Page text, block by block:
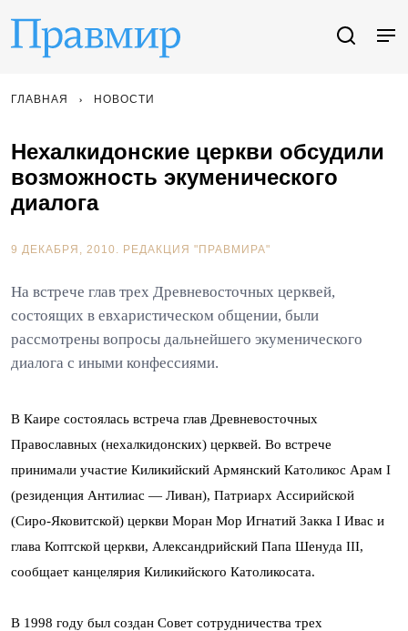
ГЛАВНАЯ НОВОСТИ
Нехалкидонские церкви обсудили
возможность экуменического
диалога
9 ДЕКАБРЯ, 2010. РЕДАКЦИЯ "ПРАВМИРА"
На встрече глав трех Древневосточных церквей,
состоящих в евхаристическом общении, были
рассмотрены вопросы дальнейшего экуменического
диалога с иными конфессиями.
В Каире состоялась встреча глав Древневосточных
Православных (нехалкидонских) церквей. Во встрече
принимали участие Киликийский Армянский Католикос Арам I
(резиденция Антилиас — Ливан), Патриарх Ассирийской
(Сиро-Яковитской) церкви Моран Мор Игнатий Закка I Ивас и
глава Коптской церкви, Александрийский Папа Шенуда III,
сообщает канцелярия Киликийского Католикосата.
В 1998 году был создан Совет сотрудничества трех